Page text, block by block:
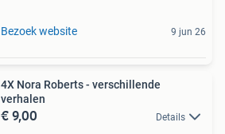
Bezoek website 9 jun 26
4X Nora Roberts - verschillende
verhalen
€ 9,00 Details